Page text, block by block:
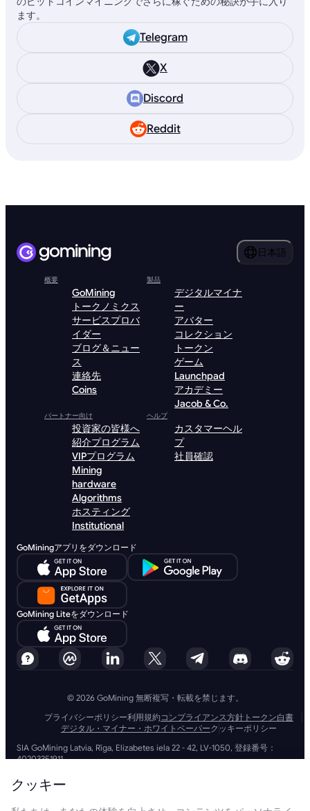
ます。
Telegram
X
Discord
Reddit
日本語
概要
GoMining
トークノミクス
サービスプロバ
イダー
ブログ＆ニュー
ス
連絡先
Coins
製品
デジタルマイナ
ー
アバター
コレクション
トークン
ゲーム
Launchpad
アカデミー
Jacob & Co.
パートナー向け
投資家の皆様へ
紹介プログラム
VIPプログラム
Mining
hardware
Algorithms
ホスティング
Institutional
ヘルプ
カスタマーヘル
プ
社員確認
GoMiningアプリをダウンロード
GoMining Liteをダウンロード
© 2026 GoMining 無断複写・転載を禁じます。
プライバシーポリシー利用規約 コンプライアンス方針 トークン白書
デジタル・マイナー・ホワイトペーパークッキーポリシー
SIA GoMining Latvia, Rīga, Elizabetes iela 22 - 42, LV-1050, 登録番号：
40203351911
Tortola, British Virgin Islands, BVI会社番号: 2110978
BMINE BVI LIMITED, Trinity Chambers, Road Town, Tortola, British Virgin
クッキー